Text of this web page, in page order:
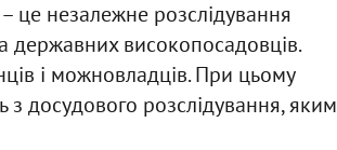
це незалежне розслідування
державних високопосадовців.
і можновладців. При цьому
з досудового розслідування, яким